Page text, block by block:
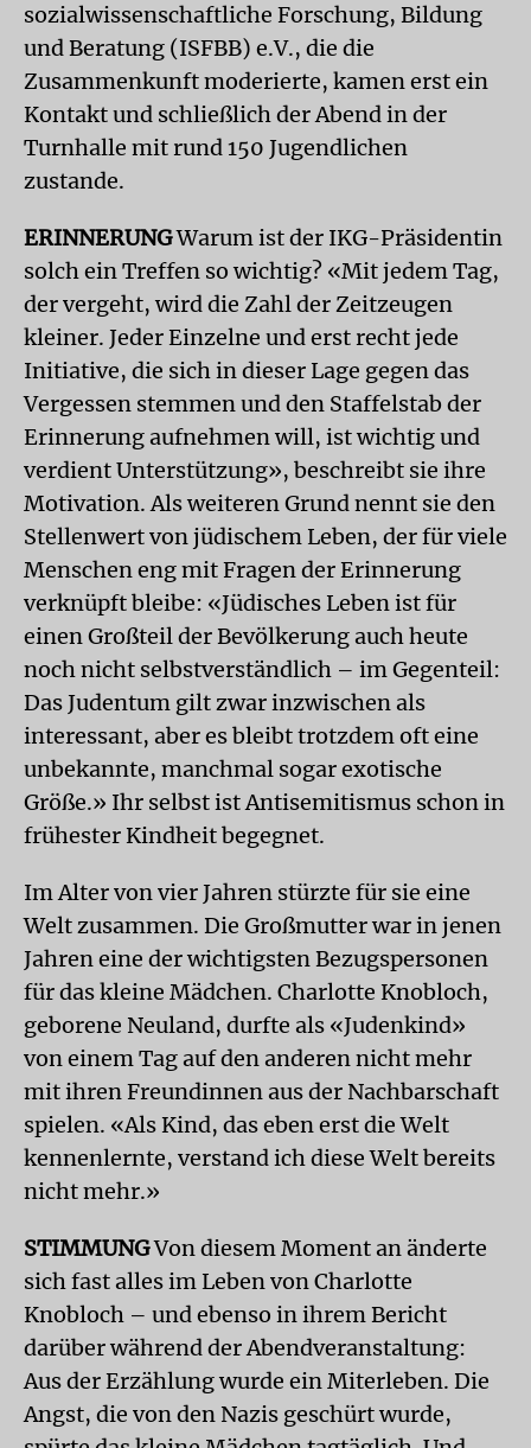
sozialwissenschaftliche Forschung, Bildung
und Beratung (ISFBB) e.V., die die
Zusammenkunft moderierte, kamen erst ein
Kontakt und schließlich der Abend in der
Turnhalle mit rund 150 Jugendlichen
zustande.
ERINNERUNGWarum ist der IKG-Präsidentin
solch ein Treffen so wichtig? «Mit jedem Tag,
der vergeht, wird die Zahl der Zeitzeugen
kleiner. Jeder Einzelne und erst recht jede
Initiative, die sich in dieser Lage gegen das
Vergessen stemmen und den Staffelstab der
Erinnerung aufnehmen will, ist wichtig und
verdient Unterstützung», beschreibt sie ihre
Motivation. Als weiteren Grund nennt sie den
Stellenwert von jüdischem Leben, der für viele
Menschen eng mit Fragen der Erinnerung
verknüpft bleibe: «Jüdisches Leben ist für
einen Großteil der Bevölkerung auch heute
noch nicht selbstverständlich – im Gegenteil:
Das Judentum gilt zwar inzwischen als
interessant, aber es bleibt trotzdem oft eine
unbekannte, manchmal sogar exotische
Größe.» Ihr selbst ist Antisemitismus schon in
frühester Kindheit begegnet.
Im Alter von vier Jahren stürzte für sie eine
Welt zusammen. Die Großmutter war in jenen
Jahren eine der wichtigsten Bezugspersonen
für das kleine Mädchen. Charlotte Knobloch,
geborene Neuland, durfte als «Judenkind»
von einem Tag auf den anderen nicht mehr
mit ihren Freundinnen aus der Nachbarschaft
spielen. «Als Kind, das eben erst die Welt
kennenlernte, verstand ich diese Welt bereits
nicht mehr.»
STIMMUNGVon diesem Moment an änderte
sich fast alles im Leben von Charlotte
Knobloch – und ebenso in ihrem Bericht
darüber während der Abendveranstaltung:
Aus der Erzählung wurde ein Miterleben. Die
Angst, die von den Nazis geschürt wurde,